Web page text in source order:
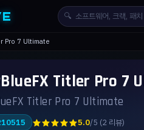
🔍
Pro 7 Ultimate
Titler Pro 7
Titler Pro 7 Ultimate
★★★★★5.0/5 (2 리뷰)